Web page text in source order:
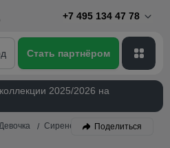
+7 495 134 47 78
Стать партнёром
2025/2026 на
Сиреневый Поделиться